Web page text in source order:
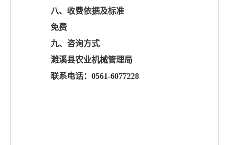
八、收费依据及标准
免费
九、咨询方式
濉溪县农业机械管理局
联系电话： 0561-6077228